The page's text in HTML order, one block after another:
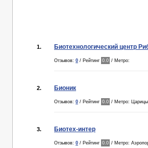
1. Биотехнологический центр
Отзывов: 0 / Рейтинг 0.0 / Метро:
2. Бионик
Отзывов: 0 / Рейтинг 0.0 / Метро:
3. Биотех-интер
Отзывов: 0 / Рейтинг 0.0 / Метро: